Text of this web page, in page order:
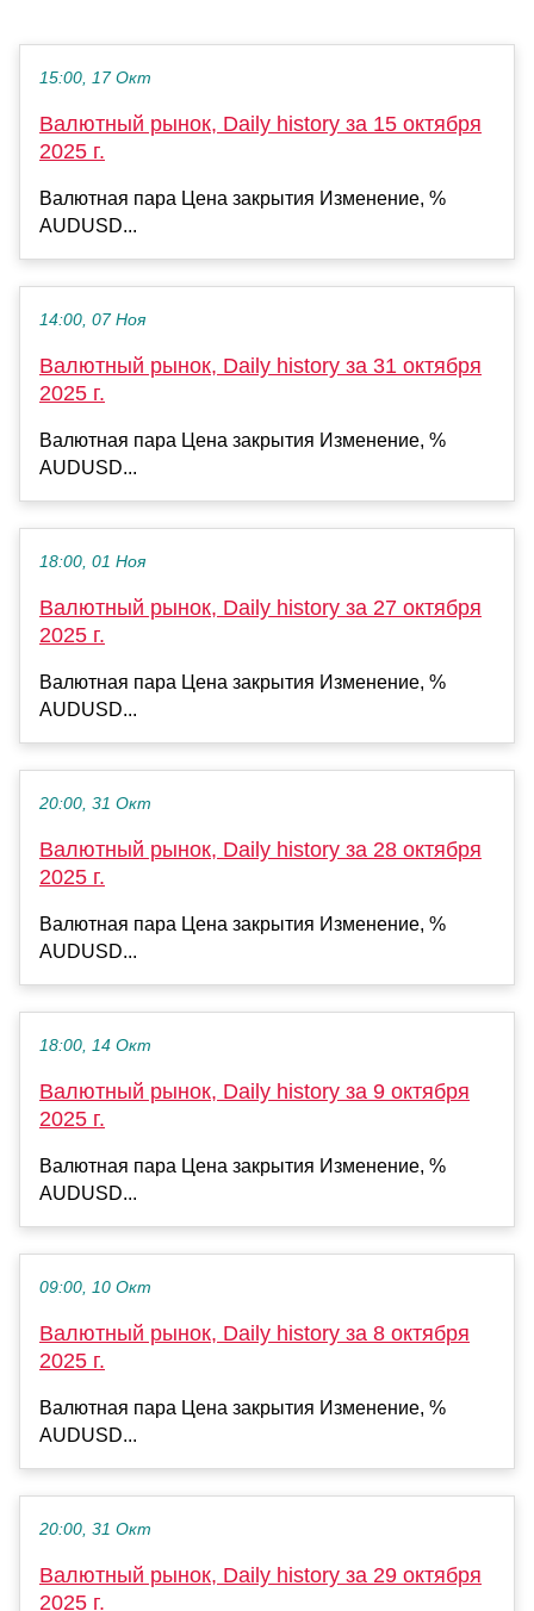
15:00, 17 Окт
Валютный рынок, Daily history за 15 октября
2025 г.
Валютная пара Цена закрытия Изменение, %
AUDUSD...
14:00, 07 Ноя
Валютный рынок, Daily history за 31 октября
2025 г.
Валютная пара Цена закрытия Изменение, %
AUDUSD...
18:00, 01 Ноя
Валютный рынок, Daily history за 27 октября
2025 г.
Валютная пара Цена закрытия Изменение, %
AUDUSD...
20:00, 31 Окт
Валютный рынок, Daily history за 28 октября
2025 г.
Валютная пара Цена закрытия Изменение, %
AUDUSD...
18:00, 14 Окт
Валютный рынок, Daily history за 9 октября
2025 г.
Валютная пара Цена закрытия Изменение, %
AUDUSD...
09:00, 10 Окт
Валютный рынок, Daily history за 8 октября
2025 г.
Валютная пара Цена закрытия Изменение, %
AUDUSD...
20:00, 31 Окт
Валютный рынок, Daily history за 29 октября
2025 г.